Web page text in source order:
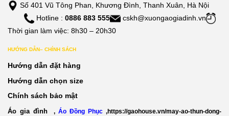
Số 401 Vũ Tông Phan, Khương Đình, Thanh Xuân, Hà Nội
Hotline : 0886 883 555
cskh@xuongaogiadinh.vn
Thời gian làm việc: 8h30 – 20h30
HƯỚNG DẪN– CHÍNH SÁCH
Hướng dẫn đặt hàng
Hướng dẫn chọn size
Chính sách bảo mật
Áo gia đình , Áo Đồng Phục ,https://gaohouse.vn/may-ao-thun-dong-